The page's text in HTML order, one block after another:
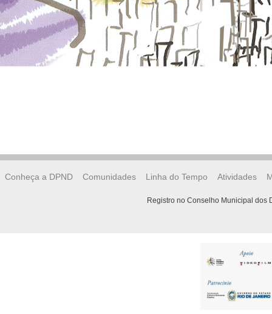
Conheça a DPND Comunidades Linha do Tempo Atividades
Registro no Conselho Municipal dos